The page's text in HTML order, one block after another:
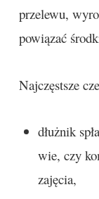
przelewu,
powiązać
Najczęstsze
dłużnik
wie, czy
zajęcia,